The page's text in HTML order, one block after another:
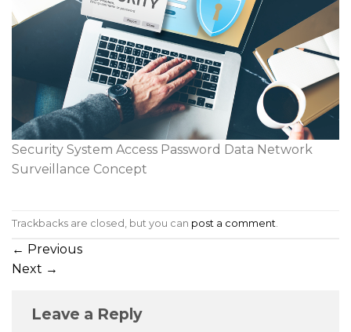
Security System Access Password Data Network
Surveillance Concept
Trackbacks are closed, but you can post a comment.
← Previous
Next →
Leave a Reply